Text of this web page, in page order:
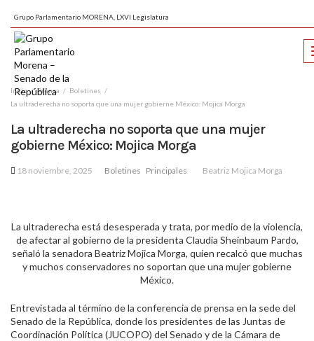
Grupo Parlamentario MORENA, LXVI Legislatura
Inicio Prensa
Boletines
La ultraderecha no soporta que una mujer gobierne México: Mojica Morga
La ultraderecha no soporta que una mujer
gobierne México: Mojica Morga
18 noviembre, 2025 Boletines Principales Beatriz Mojica Morga
La ultraderecha está desesperada y trata, por medio de la violencia,
de afectar al gobierno de la presidenta Claudia Sheinbaum Pardo,
señaló la senadora Beatriz Mojica Morga, quien recalcó que muchas
y muchos conservadores no soportan que una mujer gobierne
México.
Entrevistada al término de la conferencia de prensa en la sede del
Senado de la República, donde los presidentes de las Juntas de
Coordinación Política (JUCOPO) del Senado y de la Cámara de